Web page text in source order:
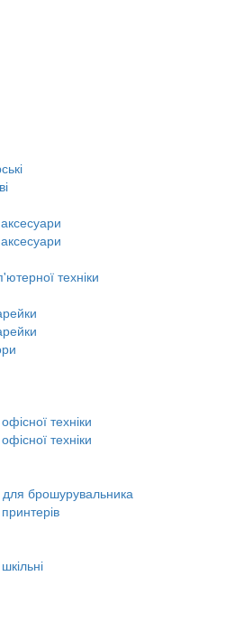
техніки
техніки
техніки
брошурувальника